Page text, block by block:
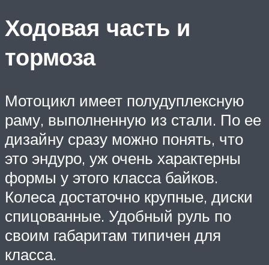
Ходовая часть и
тормоза
Мотоцикл имеет полудуплексную
раму, выполненную из стали. По ее
дизайну сразу можно понять, что
это эндуро, уж очень характерны
формы у этого класса байков.
Колеса достаточно крупные, диски
спицованные. Удобный руль по
своим габаритам типичен для
класса.